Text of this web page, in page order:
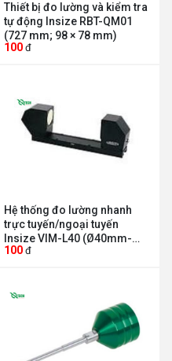
Thiết bị đo lường và kiểm tra
tự động Insize RBT-QM01
(727 mm; 98 × 78 mm)
100 đ
Hệ thống đo lường nhanh
trực tuyến/ngoại tuyến
Insize VIM-L40 (Ø40mm-
20mm, Ø26mm-10mm)
100 đ